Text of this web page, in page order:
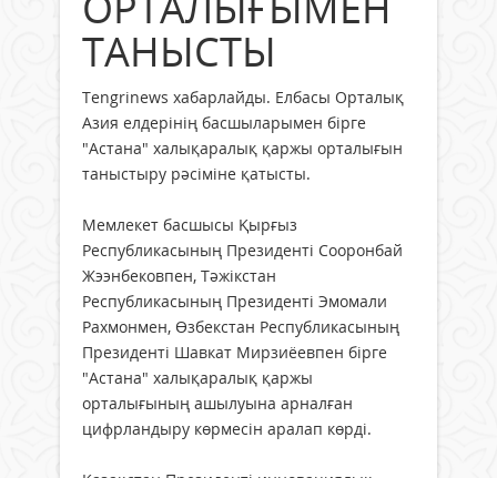
ТАНЫСТЫ
Tengrinews хабарлайды. Елбасы Орталық
Азия елдерінің басшыларымен бірге
"Астана" халықаралық қаржы орталығын
таныстыру рәсіміне қатысты.
Мемлекет басшысы Қырғыз
Республикасының Президенті Сооронбай
Жээнбековпен, Тәжікстан
Республикасының Президенті Эмомали
Рахмонмен, Өзбекстан Республикасының
Президенті Шавкат Мирзиёевпен бірге
"Астана" халықаралық қаржы
орталығының ашылуына арналған
цифрландыру көрмесін аралап көрді.